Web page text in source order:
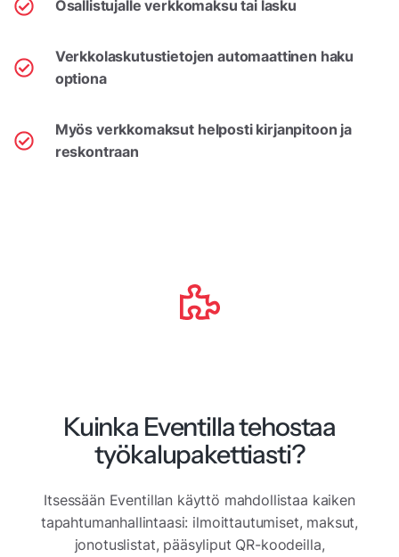
Osallistujalle verkkomaksu tai lasku
Verkkolaskutustietojen automaattinen haku
optiona
Myös verkkomaksut helposti kirjanpitoon ja
reskontraan
Kuinka Eventilla tehostaa
työkalupakettiasti?
Itsessään Eventillan käyttö mahdollistaa kaiken
tapahtumanhallintaasi: ilmoittautumiset, maksut,
jonotuslistat, pääsyliput QR-koodeilla,